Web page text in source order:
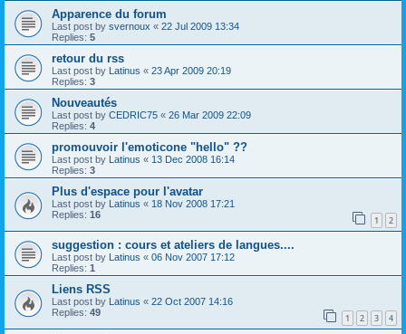
Apparence du forum
Last post by svernoux « 22 Jul 2009 13:34
Replies: 5
retour du rss
Last post by Latinus « 23 Apr 2009 20:19
Replies: 3
Nouveautés
Last post by CEDRIC75 « 26 Mar 2009 22:09
Replies: 4
promouvoir l'emoticone "hello" ??
Last post by Latinus « 13 Dec 2008 16:14
Replies: 3
Plus d'espace pour l'avatar
Last post by Latinus « 18 Nov 2008 17:21
Replies: 16 1 2
suggestion : cours et ateliers de langues....
Last post by Latinus « 06 Nov 2007 17:12
Replies: 1
Liens RSS
Last post by Latinus « 22 Oct 2007 14:16
Replies: 49 1 2 3 4